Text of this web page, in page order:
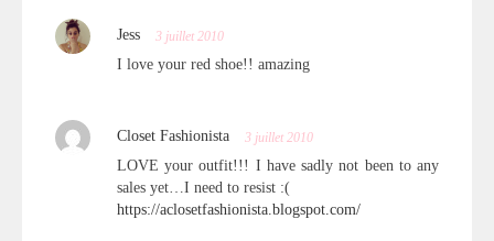
Jess 3 juillet 2010
I love your red shoe!! amazing
Closet Fashionista 3 juillet 2010
LOVE your outfit!!! I have sadly not been to any
sales yet…I need to resist :(
https://aclosetfashionista.blogspot.com/